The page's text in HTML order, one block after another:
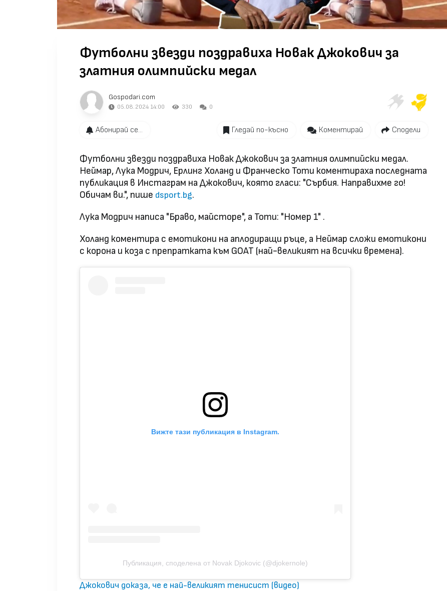
Футболни звезди поздравиха Новак Джокович за
златния олимпийски медал
Gospodari.com
05.08.2024 14:00 330 0
Абонирай се... Гледай по-късно Коментирай Сподели
Футболни звезди поздравиха Новак Джокович за златния олимпийски медал.
Неймар, Лука Модрич, Ерлинг Холанд и Франческо Тоти коментираха последната
публикация в Инстаграм на Джокович, която гласи: "Сърбия. Направихме го!
Обичам ви.", пише dsport.bg.
Лука Модрич написа "Браво, майсторе", а Тоти: "Номер 1" .
Холанд коментира с емотикони на аплодиращи ръце, а Неймар сложи емотикони
с корона и коза с препратката към GOAT (най-великият на всички времена).
Вижте тази публикация в Instagram.
Публикация, споделена от Novak Djokovic (@djokernole)
Джокович доказа, че е най-великият тенисист (видео)